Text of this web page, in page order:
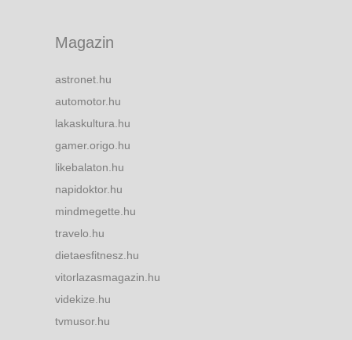
Magazin
astronet.hu
automotor.hu
lakaskultura.hu
gamer.origo.hu
likebalaton.hu
napidoktor.hu
mindmegette.hu
travelo.hu
dietaesfitnesz.hu
vitorlazasmagazin.hu
videkize.hu
tvmusor.hu